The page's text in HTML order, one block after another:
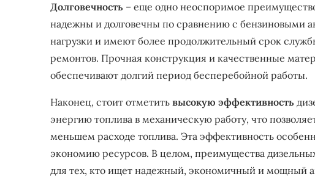
Долговечность – еще одно неоспоримое
надежны и долговечны по сравнению с бензиновыми
нагрузки и имеют более продолжительный срок
ремонтов. Прочная конструкция и качественные
обеспечивают долгий период бесперебойной работы.
Наконец, стоит отметить высокую эффективность
энергию топлива в механическую работу, что
меньшем расходе топлива. Эта эффективность
экономию ресурсов. В целом, преимущества
для тех, кто ищет надежный, экономичный и мощный